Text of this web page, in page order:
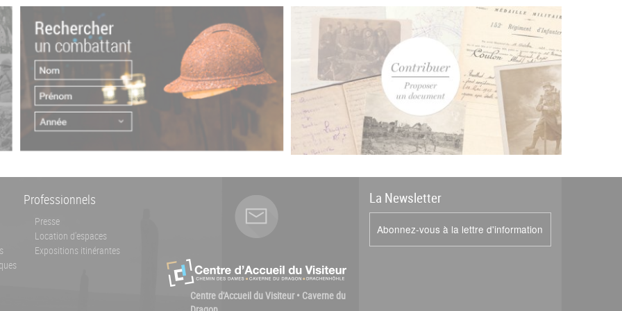
Professionnels
Presse
Location d'espaces
Expositions itinérantes
Centre d'Accueil du Visiteur • Caverne du
La Newsletter
Abonnez-vous à la lettre d'information